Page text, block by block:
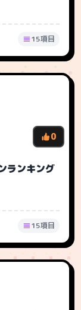
15項目
0
ランキング
15項目